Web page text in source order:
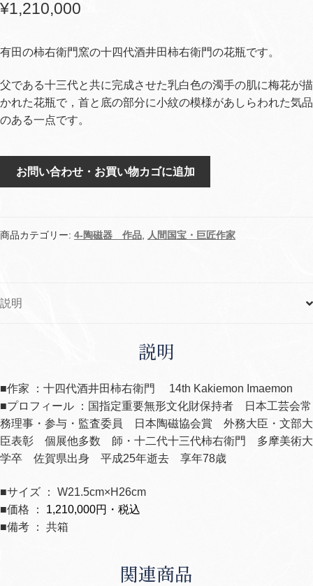
¥1,210,000
有田の柿右衛門窯の十四代酒井田柿右衛門の花瓶です。
父である十三代と共に完成させた乳白色の濁手の肌に梅花が描
かれた花瓶で，首と底の部分に小紋の模様があしらわれた気品
のある一点です。
文
お問い合わせ・お買い物カゴに追加
商品カテゴリー: 4-陶磁器 作品 人間国宝・巨匠作家
説明
説明
■作家 ：十四代酒井田柿右衛門 14th Kakiemon Imaemon
■プロフィール ：国指定重要無形文化財保持者 日本工芸会常
務理事・参与・監査委員 日本陶磁協会賞 外務大臣・文部大
臣表彰 個展他多数 師・十二代十三代柿右衛門 多摩美術大
学卒 佐賀県出身 平成25年逝去 享年78歳
■サイズ ： W21.5cm×H26cm
■価格 ：
1,210,000円・税込
■備考 ： 共箱
関連商品